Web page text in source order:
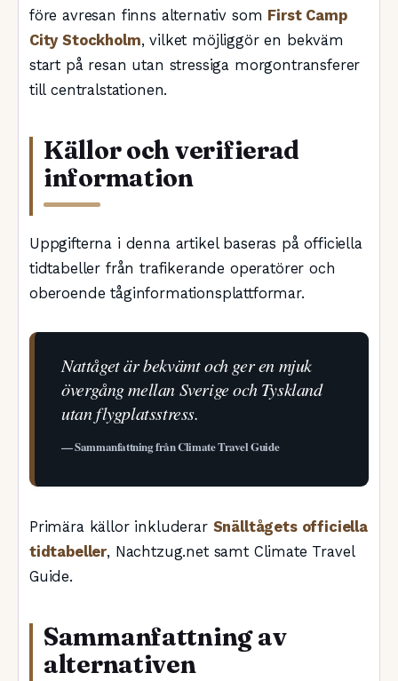
före avresan finns alternativ som First Camp
City Stockholm, vilket möjliggör en bekväm
start på resan utan stressiga morgontransferer
till centralstationen.
Källor och verifierad
information
Uppgifterna i denna artikel baseras på officiella
tidtabeller från trafikerande operatörer och
oberoende tåginformationsplattformar.
Nattåget är bekvämt och ger en mjuk
övergång mellan Sverige och Tyskland
utan flygplatsstress.
— Sammanfattning från Climate Travel Guide
Primära källor inkluderar Snälltågets officiella
tidtabeller, Nachtzug.net samt Climate Travel
Guide.
Sammanfattning av
alternativen